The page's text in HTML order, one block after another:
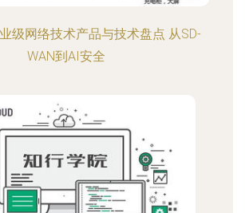
级网络技术产品与技术盘点 从SD-
WAN到AI安全